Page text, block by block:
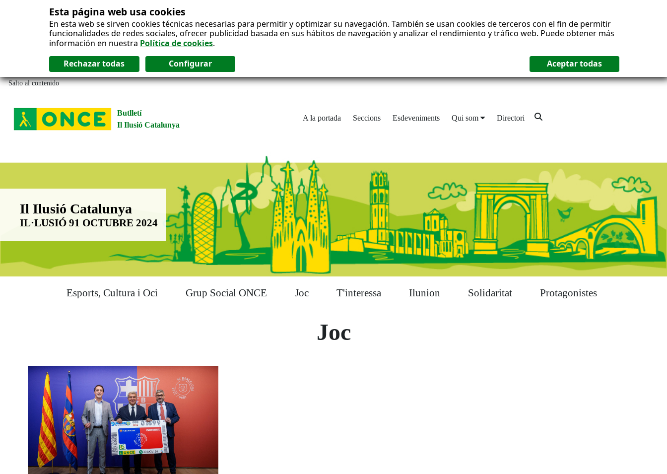
Esta página web usa cookies
En esta web se sirven cookies técnicas necesarias para permitir y optimizar su navegación. También se usan cookies de terceros con el fin de permitir
funcionalidades de redes sociales, ofrecer publicidad basada en sus hábitos de navegación y analizar el rendimiento y tráfico web. Puede obtener más
información en nuestra Política de cookies.
Salto al contenido
Butlletí
Il Ilusió Catalunya
A la portada Seccions Esdeveniments Qui som Directori
Boletín Il·lusió Catalunya
Il Ilusió Catalunya
IL·LUSIÓ 91 OCTUBRE 2024
Esports, Cultura i Oci Grup Social ONCE Joc T'interessa Ilunion Solidaritat Protagonistes
Joc